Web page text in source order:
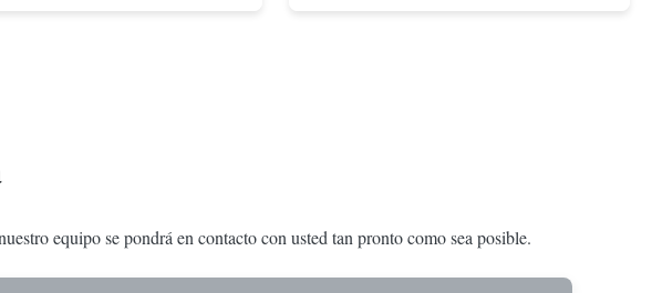
equipo se pondrá en contacto con usted tan pronto como sea posible.